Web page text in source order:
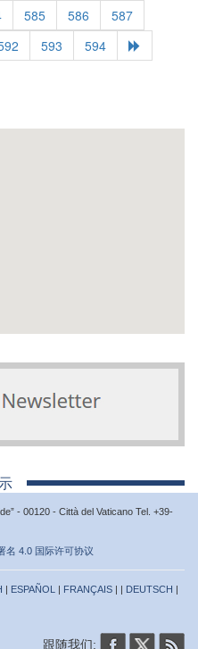
585 586
587
593 594
- 00120 - Città del Vaticano Tel. +39-
名 4.0 国际许可协议
| ESPAÑOL | FRANÇAIS | | DEUTSCH |
跟随我们: